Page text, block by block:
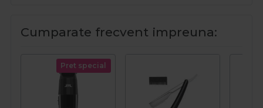
Cumparate frecvent impreuna:
Pret special